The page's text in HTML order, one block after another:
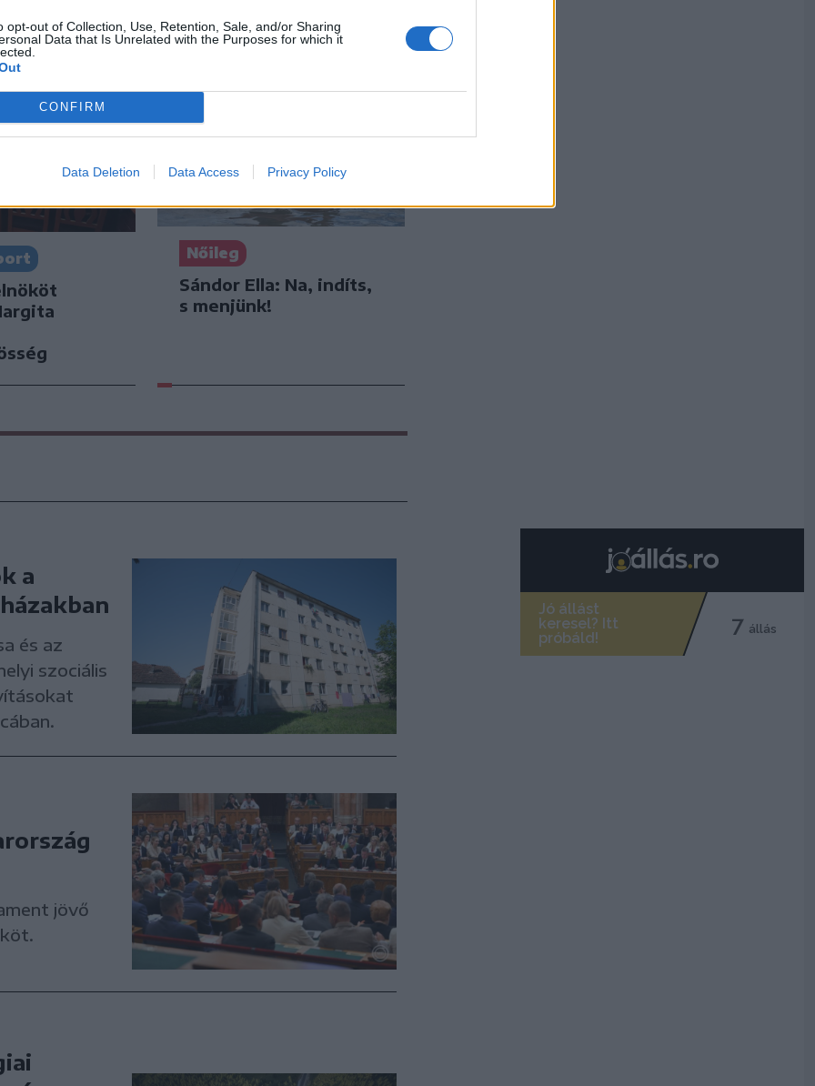
opt-out of Collection, Use, Retention, Sale, and/or Sharing
Data that Is Unrelated with the Purposes for which it
CONFIRM
Data Deletion Data Access Privacy Policy
Nőileg
Sándor Ella: Na, indíts,
s menjünk!
a
és az
szociális
jövő